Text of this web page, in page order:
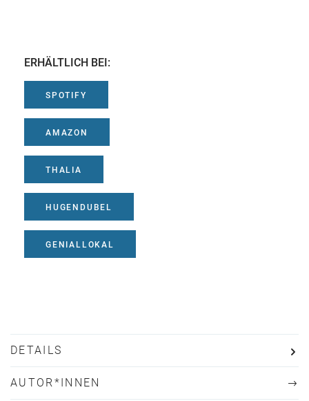
ERHÄLTLICH BEI:
SPOTIFY
AMAZON
THALIA
HUGENDUBEL
GENIALLOKAL
DETAILS
AUTOR*INNEN